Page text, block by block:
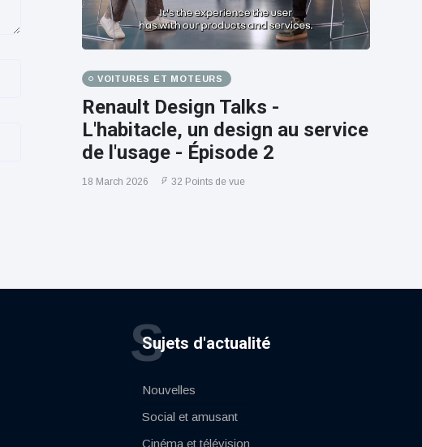
VOITURES ET MOTEURS
Renault Design Talks -
L'habitacle, un design au service
de l'usage - Épisode 2
18 March 2026 32 Points de vue
Sujets d'actualité
S
Nouvelles
Social et amusant
Cinéma et télévision